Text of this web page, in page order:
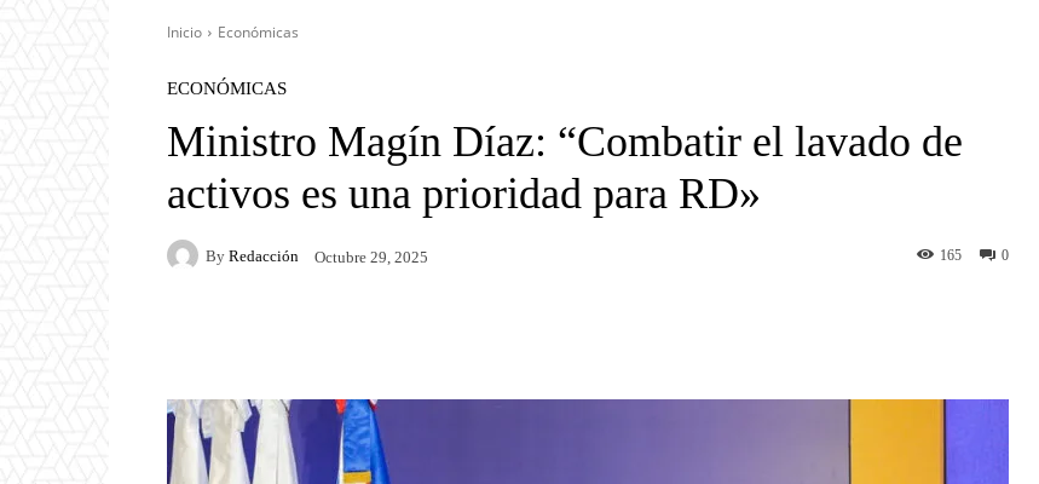
Inicio Económicas
ECONÓMICAS
Ministro Magín Díaz: “Combatir el lavado de
activos es una prioridad para RD»
By Redacción Octubre 29, 2025 0
165